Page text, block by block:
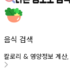
음식 검색
칼로리 & 영양정보 계산,